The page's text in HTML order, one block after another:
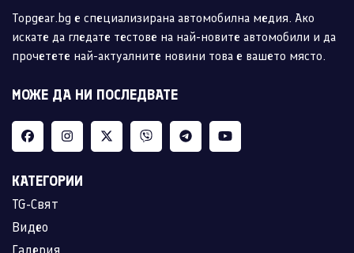
Topgear.bg е специализирана автомобилна медия. Ако
искате да гледате тестове на най-новите автомобили и да
прочетете най-актуалните новини това е вашето място.
МОЖЕ ДА НИ ПОСЛЕДВАТЕ
КАТЕГОРИИ
TG-Свят
Видео
Галерия